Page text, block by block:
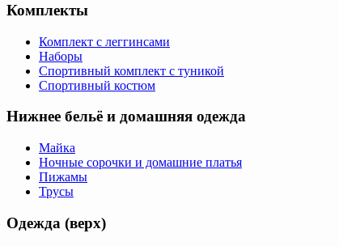
Комплекты
Комплект с леггинсами
Наборы
Спортивный комплект с туникой
Спортивный костюм
Нижнее бельё и домашняя одежда
Майка
Ночные сорочки и домашние платья
Пижамы
Трусы
Одежда (верх)